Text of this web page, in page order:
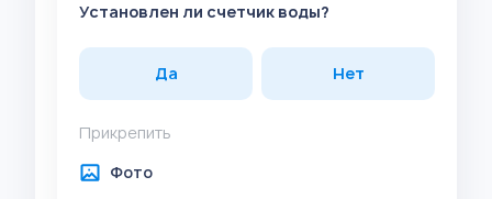
Установлен ли счетчик воды?
Да Нет
Прикрепить
Фото